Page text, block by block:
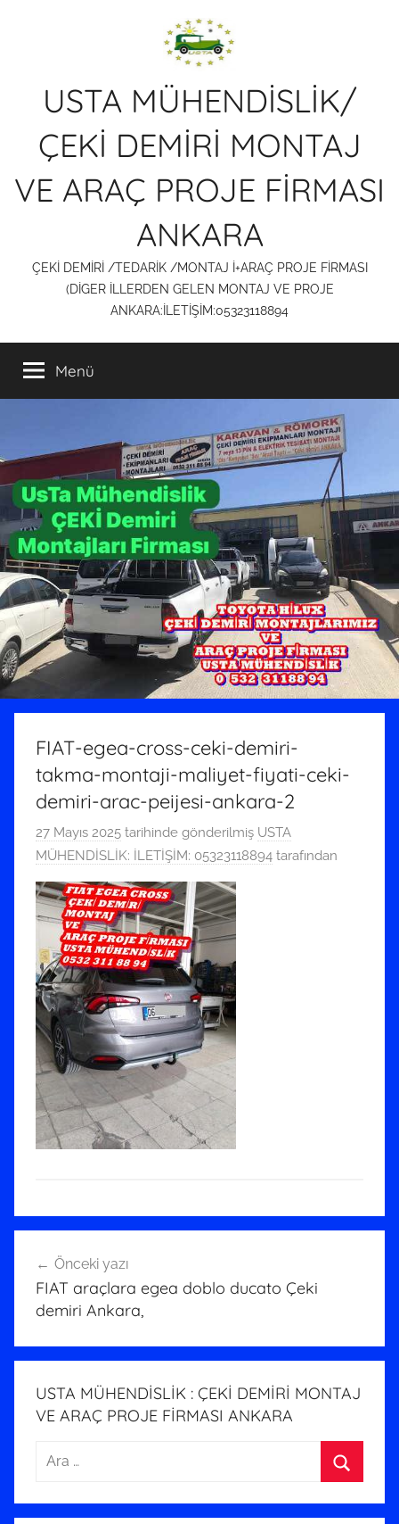
USTA MÜHENDİSLİK/
ÇEKİ DEMİRİ MONTAJ
VE ARAÇ PROJE FİRMASI
ANKARA
ÇEKİ DEMİRİ /TEDARİK /MONTAJ İ+ARAÇ PROJE FİRMASI
(DİGER İLLERDEN GELEN MONTAJ VE PROJE
ANKARA:İLETİŞİM:05323118894
Menü
FIAT-egea-cross-ceki-demiri-
takma-montaji-maliyet-fiyati-ceki-
demiri-arac-peijesi-ankara-2
27 Mayıs 2025 tarihinde gönderilmiş USTA
MÜHENDİSLİK: İLETİŞİM: 05323118894 tarafından
gezinmesi
Önceki yazı
FIAT araçlara egea doblo ducato Çeki
demiri Ankara,
USTA MÜHENDİSLİK : ÇEKİ DEMİRİ MONTAJ
VE ARAÇ PROJE FİRMASI ANKARA
Arama: